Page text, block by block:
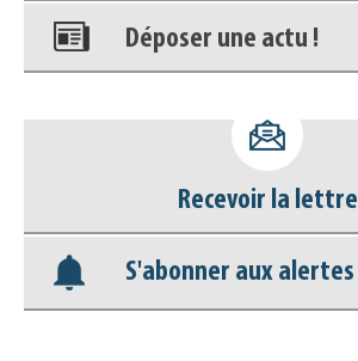
Déposer une actu !
déconnecter)
Base documentaire
Nos veilles Scoop.it
Recevoir la lettre
S'abonner aux alertes